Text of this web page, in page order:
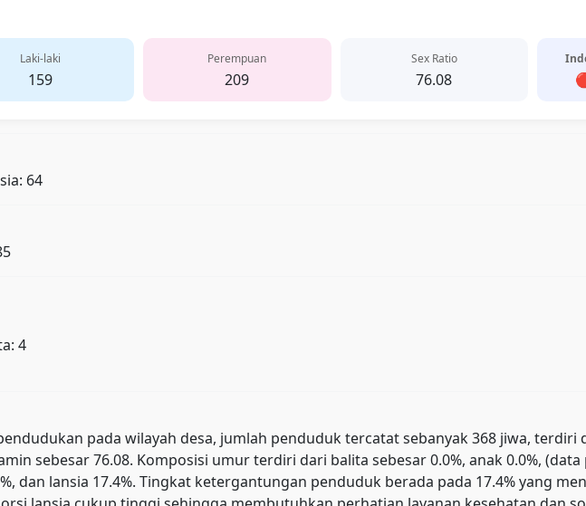
Laki-laki
159
Perempuan
209
Sex Ratio
76.08
64
4
pada wilayah desa, jumlah penduduk tercatat sebanyak 368 jiwa, terdiri
sebesar 76.08. Komposisi umur terdiri dari balita sebesar 0.0%, anak 0.0%,
dan lansia 17.4%. Tingkat ketergantungan penduduk berada pada 17.4% yang